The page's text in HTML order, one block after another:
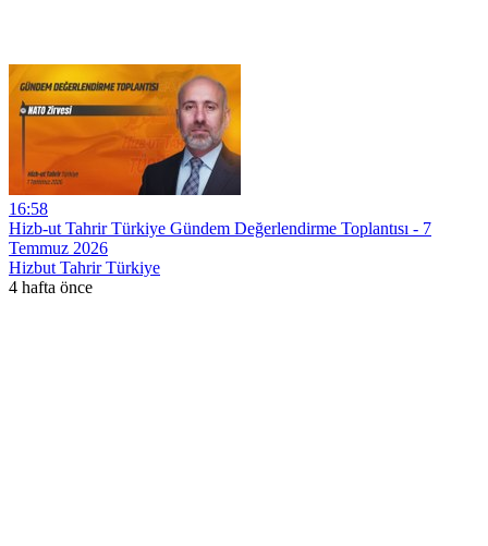
16:58
Hizb-ut Tahrir Türkiye Gündem Değerlendirme Toplantısı - 7
Temmuz 2026
Hizbut Tahrir Türkiye
4 hafta önce